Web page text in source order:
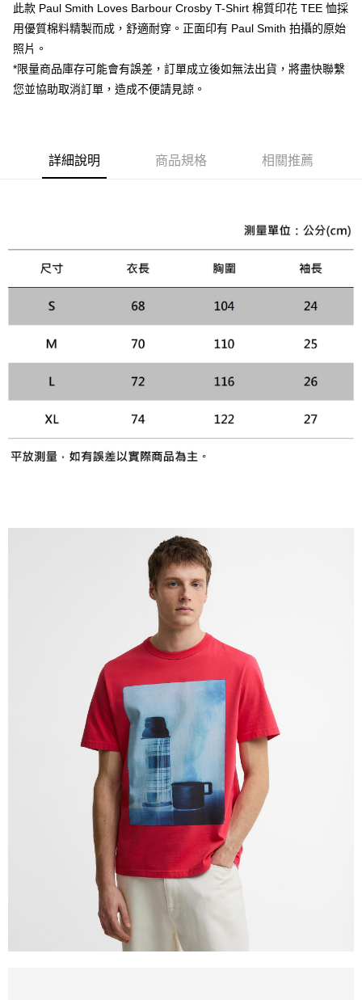
１．簡單：不需註冊會員、不需綁卡、不需儲值。
２．便利：只要手機號碼，簡訊認證，即可結帳。
３．安心：先確認商品／服務後，再付款。
【「AFTEE先享後付」結帳流程】
結帳頁面，進行簡訊認證並確認金額後，即可完成結帳。
※ 請注意：結帳手續完成當下不需立刻繳費，但若您需要取消訂單，請聯絡
購買商品的店家。未經商家同意取消之訂單仍視為有效，需透過AFTEE先享
後付繳納相關費用。
https://netprotections.freshdesk.com/support/home
【注意事項】
１．透過由恩沛科技股份有限公司提供之「AFTEE先享後付」服務完成之交
２．關於個人資料處理事宜，請瀏覽以下網址：
https://aftee.tw/terms/#terms3
３．未成年的使用者請事先徵得法定代理人或監護人之同意方可使用
４．使用「AFTEE先享後付」時，將依據個別帳號之用戶狀況，依本公司即
時審查核予不同之上限額度；若仍有額度不足之情形，本公司將視審查結果
請求用戶進行身份認證。
運送方式
黑貓宅急便配送到府
每筆NT$120，滿NT$3,000(含以上)免運費
此款 Paul Smith Loves Barbour Crosby T-Shirt 棉質印花 TEE 恤採
用優質棉料精製而成，舒適耐穿。正面印有 Paul Smith 拍攝的原始
照片。
*限量商品庫存可能會有誤差，訂單成立後如無法出貨，將盡快聯繫
您並協助取消訂單，造成不便請見諒。
詳細說明 商品規格 相關推薦